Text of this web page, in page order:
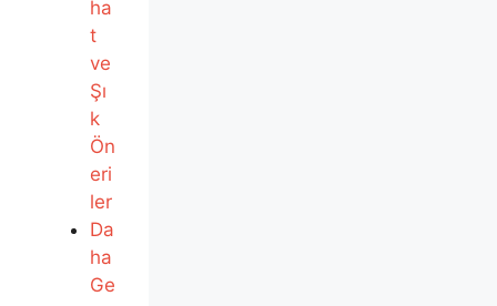
ha
t
ve
Şı
k
Ön
eri
ler
Da
ha
Ge